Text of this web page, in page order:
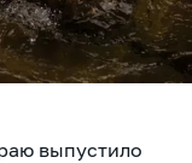
выпустило